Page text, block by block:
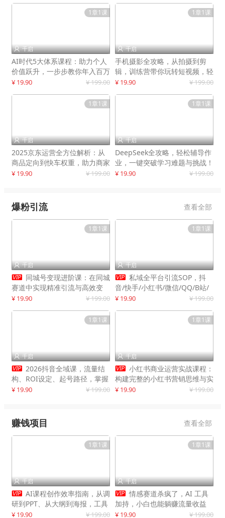
1章1课
 千启
AI时代5大体系课程：助力个人
价值跃升，一步步教你年入百万
¥ 19.90 ¥ 199.00
1章1课
 千启
手机摄影全攻略，从拍摄到剪
辑，训练营带你玩转短视频，轻
松拍大片
¥ 19.90 ¥ 199.00
1章1课
 千启
2025京东运营全方位解析：从
商品定向到快车权重，助力商家
打造爆款商品
¥ 19.90 ¥ 199.00
1章1课
 千启
DeepSeek全攻略，轻松辅导作
业，一键突破学习难题与挑战！
¥ 19.90 ¥ 199.00
爆粉引流 查看全部
1章1课
 千启
 同城号变现进阶课：在同城
赛道中实现精准引流与高效变
现，单店月引流成交额提升50%
¥ 19.90 ¥ 199.00
1章1课
 千启
 私域全平台引流SOP，抖
音/快手/小红书/微信/QQ/B站/
闲鱼等，技术合集，高效转化公
¥ 19.90 ¥ 199.00
1章1课
 千启
 2026抖音全域课，流量结
构、ROI设定、起号路径，掌握
平台新规下利润最大化
¥ 19.90 ¥ 199.00
1章1课
 千启
 小红书商业运营实战课程：
构建完整的小红书营销思维与实
战能力，案例店铺月销破百万！
¥ 19.90 ¥ 199.00
赚钱项目 查看全部
1章1课
 千启
 AI课程创作效率指南，从调
研到PPT、从大纲到海报，工具
赋能，打造可持续变现产品线
¥ 19.90 ¥ 199.00
1章1课
 千启
 情感赛道杀疯了，AI 工具
加持，小白也能躺赚流量收益
¥ 19.90 ¥ 199.00